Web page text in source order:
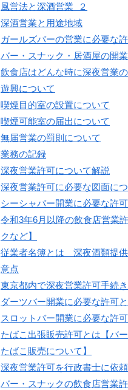
風営法と深酒営業 ２
深酒営業と用途地域
ガールズバーの営業に必要な
バー・スナック・居酒屋の開
飲食店はどんな時に深夜営業
遊興について
喫煙目的室の設置について
喫煙可能室の届出について
無届営業の罰則について
業務の記録
深夜営業許可について解説
深夜営業許可に必要な図面に
シーシャバー開業に必要な許
令和3年6月以降の飲食店営業
クなど】
従業者名簿とは 深夜酒類提
意点
東京都内で深夜営業許可手続
ダーツバー開業に必要な許可
スロットバー開業に必要な許
たばこ出張販売許可とは【バ
たばこ販売について】
深夜営業許可を行政書士に依
バー・スナックの飲食店営業許